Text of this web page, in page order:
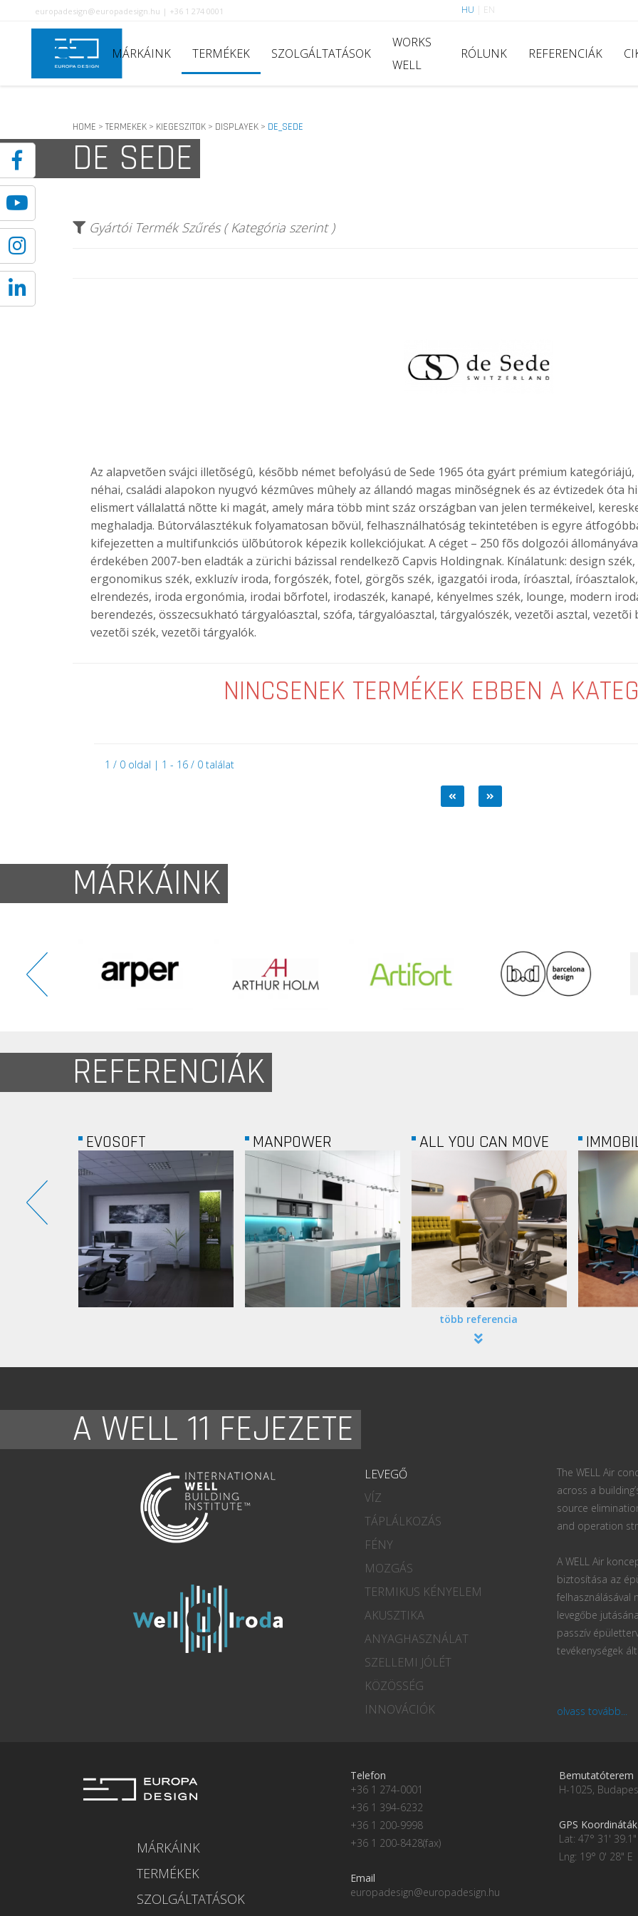
europadesign@europadesign.hu | +36 1 274 0001 HU EN
MÁRKÁINK TERMÉKEK SZOLGÁLTATÁSOK
WORKS
WELL
RÓLUNK REFERENCIÁK
HOME > TERMEKEK > KIEGESZITOK > DISPLAYEK > DE_SEDE
DE SEDE
Gyártói Termék Szűrés ( Kategória szerint )
Az alapvetõen svájci illetõségû, késõbb német befolyású de Sede 1965 óta gyárt prémium
néhai, családi alapokon nyugvó kézmûves mûhely az állandó magas minõségnek és az évtizedek óta
elismert vállalattá nõtte ki magát, amely mára több mint száz országban van jelen termékeivel,
meghaladja. Bútorválasztékuk folyamatosan bõvül, felhasználhatóság tekintetében is egyre
kifejezetten a multifunkciós ülõbútorok képezik kollekciójukat. A céget – 250 fõs dolgozói
érdekében 2007-ben eladták a zürichi bázissal rendelkezõ Capvis Holdingnak. Kínálatunk: design
ergonomikus szék, exkluzív iroda, forgószék, fotel, görgõs szék, igazgatói iroda, íróasztal,
elrendezés, iroda ergonómia, irodai bõrfotel, irodaszék, kanapé, kényelmes szék, lounge, modern
berendezés, összecsukható tárgyalóasztal, szófa, tárgyalóasztal, tárgyalószék, vezetõi asztal,
vezetõi szék, vezetõi tárgyalók.
NINCSENEK TERMÉKEK EBBEN A
1 / 0 oldal | 1 - 16 / 0 találat
MÁRKÁINK
REFERENCIÁK
MANPOWER ALL YOU CAN MOVE IMMOBILIA ZRT. 2O
több referencia
A WELL 11 FEJEZETE
LEVEGŐ
VÍZ
TÁPLÁLKOZÁS
FÉNY
MOZGÁS
TERMIKUS KÉNYELEM
AKUSZTIKA
ANYAGHASZNÁLAT
SZELLEMI JÓLÉT
KÖZÖSSÉG
INNOVÁCIÓK
The WELL Air
across a
source
and operation
A WELL Air
biztosítása az
felhasználásával
levegőbe
passzív
tevékenységek
olvass tovább...
MÁRKÁINK
TERMÉKEK
SZOLGÁLTATÁSOK
Telefon
+36 1 274-0001
+36 1 394-6232
+36 1 200-9998
+36 1 200-8428(fax)
Email
europadesign@europadesign.hu
Bemutatóterem
H-1025,
GPS Koordináták
Lat: 47° 31'
Lng: 19° 0' 28" E